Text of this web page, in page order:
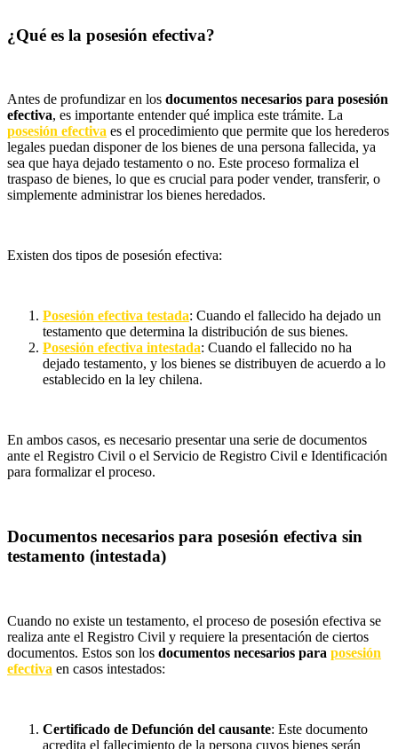
¿Qué es la posesión efectiva?
Antes de profundizar en los documentos necesarios para posesión
efectiva, es importante entender qué implica este trámite. La
posesión efectiva es el procedimiento que permite que los herederos
legales puedan disponer de los bienes de una persona fallecida, ya
sea que haya dejado testamento o no. Este proceso formaliza el
traspaso de bienes, lo que es crucial para poder vender, transferir, o
simplemente administrar los bienes heredados.
Existen dos tipos de posesión efectiva:
Posesión efectiva testada: Cuando el fallecido ha dejado un
testamento que determina la distribución de sus bienes.
Posesión efectiva intestada: Cuando el fallecido no ha
dejado testamento, y los bienes se distribuyen de acuerdo a lo
establecido en la ley chilena.
En ambos casos, es necesario presentar una serie de documentos
ante el Registro Civil o el Servicio de Registro Civil e Identificación
para formalizar el proceso.
Documentos necesarios para posesión efectiva sin
testamento (intestada)
Cuando no existe un testamento, el proceso de posesión efectiva se
realiza ante el Registro Civil y requiere la presentación de ciertos
documentos. Estos son los documentos necesarios para posesión
efectiva en casos intestados:
Certificado de Defunción del causante: Este documento
acredita el fallecimiento de la persona cuyos bienes serán